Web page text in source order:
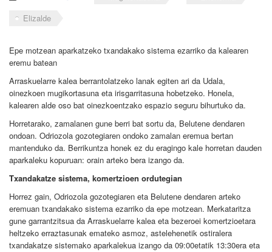
Elizalde
Epe motzean aparkatzeko txandakako sistema ezarriko da kalearen
eremu batean
Arraskuelarre kalea berrantolatzeko lanak egiten ari da Udala,
oinezkoen mugikortasuna eta irisgarritasuna hobetzeko. Honela,
kalearen alde oso bat oinezkoentzako espazio seguru bihurtuko da.
Horretarako, zamalanen gune berri bat sortu da, Belutene dendaren
ondoan. Odriozola gozotegiaren ondoko zamalan eremua bertan
mantenduko da. Berrikuntza honek ez du eragingo kale horretan dauden
aparkaleku kopuruan: orain arteko bera izango da.
Txandakatze sistema, komertzioen ordutegian
Horrez gain, Odriozola gozotegiaren eta Belutene dendaren arteko
eremuan txandakako sistema ezarriko da epe motzean. Merkataritza
gune garrantzitsua da Arraskuelarre kalea eta bezeroei komertzioetara
heltzeko erraztasunak emateko asmoz, astelehenetik ostiralera
txandakatze sistemako aparkalekua izango da 09:00etatik 13:30era eta